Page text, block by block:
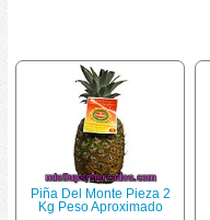
Piña Del Monte Pieza 2
Kg Peso Aproximado